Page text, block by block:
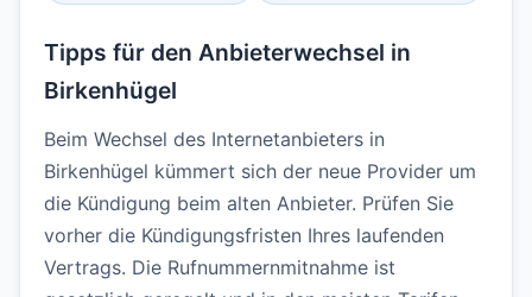
Tipps für den Anbieterwechsel in
Birkenhügel
Beim Wechsel des Internetanbieters in
Birkenhügel kümmert sich der neue Provider um
die Kündigung beim alten Anbieter. Prüfen Sie
vorher die Kündigungsfristen Ihres laufenden
Vertrags. Die Rufnummernmitnahme ist